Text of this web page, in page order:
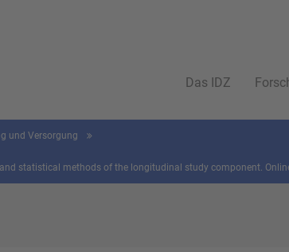
Das IDZ
und Versorgung
statistical methods of the longitudinal study component.